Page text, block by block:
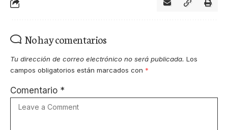
No hay comentarios
Tu dirección de correo electrónico no será publicada. Los
campos obligatorios están marcados con *
Comentario *